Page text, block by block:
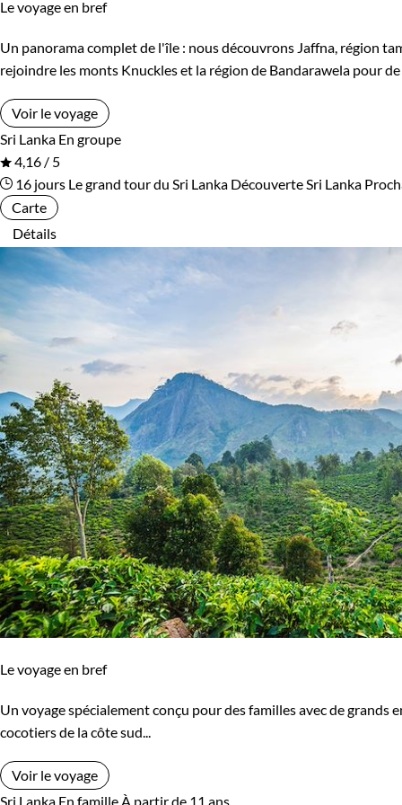
Suède Suisse
Tanzanie
Turquie
Zimbabwe
Environnement
Forêts, collines, rivières et lacs
Le voyage en bref
Un panorama complet de l'île : nous découvrons Jaffna, région
rejoindre les monts Knuckles et la région de Bandarawela pour
Voir le voyage
Sri Lanka En groupe
4,16 / 5
16 jours Le grand tour du Sri Lanka Découverte Sri Lanka
Carte
Détails
Le voyage en bref
Un voyage spécialement conçu pour des familles avec de
cocotiers de la côte sud...
Voir le voyage
Sri Lanka En famille À partir de 11 ans